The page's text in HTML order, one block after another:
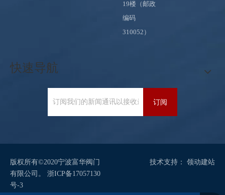
19楼（邮政
编码
310052）
快速导航
订阅
版权所有©2020宁波富华阀门
有限公司。 浙ICP备17057130
号-3
技术支持： 领动建站